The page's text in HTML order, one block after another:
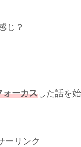
じ？
ォーカス した話を
ーリンク